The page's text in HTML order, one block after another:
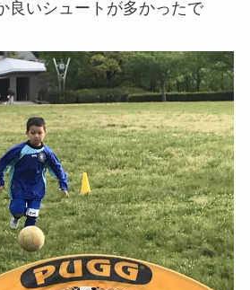
良いシュートが多かったで